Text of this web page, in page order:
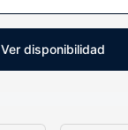
Ver disponibilidad